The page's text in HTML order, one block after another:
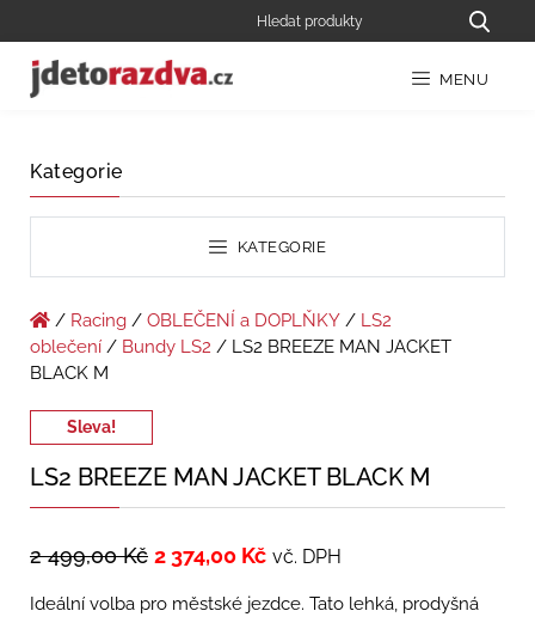
MENU
Kategorie
KATEGORIE
/ Racing / OBLEČENÍ a DOPLŇKY / LS2
oblečení / Bundy LS2 / LS2 BREEZE MAN JACKET
BLACK M
Sleva!
LS2 BREEZE MAN JACKET BLACK M
2 499,00Kč 2 374,00 Kč vč. DPH
Ideální volba pro městské jezdce. Tato lehká, prodyšná